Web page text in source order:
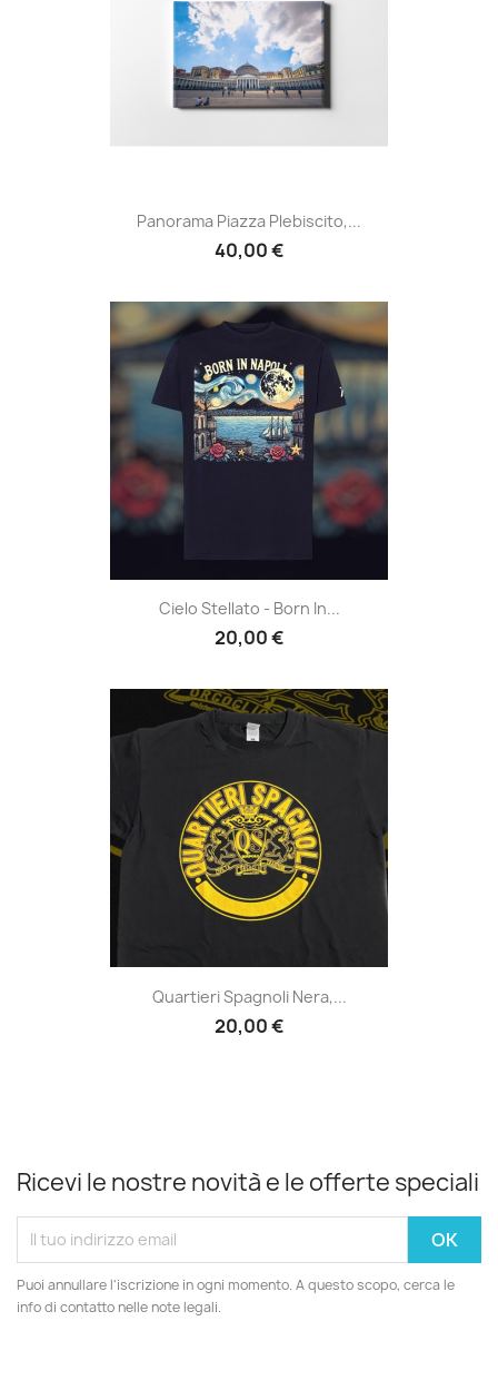
Panorama Piazza Plebiscito,...
40,00 €
Cielo Stellato - Born In...
20,00 €
Quartieri Spagnoli Nera,...
20,00 €
Ricevi le nostre novità e le offerte speciali
Puoi annullare l'iscrizione in ogni momento. A questo scopo, cerca le
info di contatto nelle note legali.